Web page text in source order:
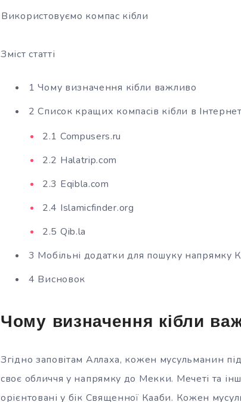
Використовуємо компас кібли
Зміст статті
1 Чому визначення кібли важливо
2 Список кращих компасів кібли в
2.1 Compusers.ru
2.2 Halatrip.com
2.3 Eqibla.com
2.4 Islamicfinder.org
2.5 Qib.la
3 Мобільні додатки для пошуку напрямку
4 Висновок
Чому визначення кібли
Згідно заповітам Аллаха, кожен мусульманин
своє обличчя у напрямку до Мекки. Мечеті та
орієнтовані у бік Священної Кааби. Кожен